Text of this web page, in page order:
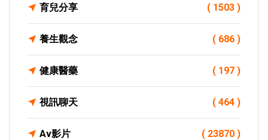
育兒分享 ( 1503 )
養生觀念 ( 686 )
健康醫藥 ( 197 )
視訊聊天 ( 464 )
Av影片 ( 23870 )